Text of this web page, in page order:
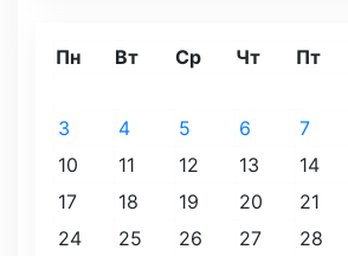
Пн Вт Ср Чт Пт
3
4 5 6 7
10
11 12 13 14
17
18 19 20 21
24
25 26 27 28